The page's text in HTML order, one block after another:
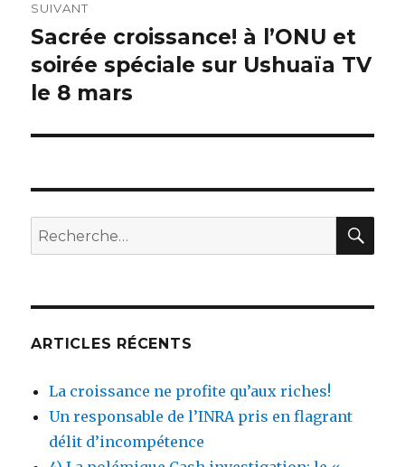
SUIVANT
Article
suivant :
Sacrée croissance! à l’ONU et
soirée spéciale sur Ushuaïa TV
le 8 mars
Recherche
pour
ARTICLES RÉCENTS
La croissance ne profite qu’aux riches!
Un responsable de l’INRA pris en flagrant
délit d’incompétence